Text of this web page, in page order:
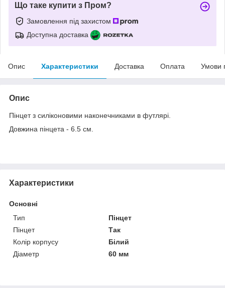
Що таке купити з Пром?
Замовлення під захистом
Доступна доставка
Опис Характеристики Доставка Оплата Умови
Опис
Пінцет з силіконовими наконечниками в футлярі.
Довжина пінцета - 6.5 см.
Характеристики
Основні
Тип
Пінцет
Пінцет
Так
Колір корпусу
Білий
Діаметр
60 мм